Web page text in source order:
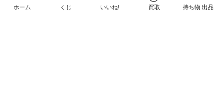
ホーム くじ いいね! 買取 持ち物 出品